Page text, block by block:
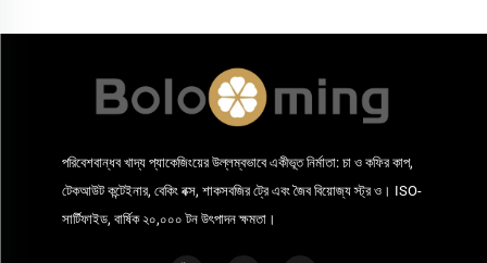
পরিবেশবান্ধব খাদ্য প্যাকেজিংয়ের উল্লম্বভাবে একীভূত নির্মাতা: চা ও কফির কাপ,
টেকআউট কন্টেইনার, বেকিং বক্স, শাকসবজির ট্রে এবং জৈব বিয়োজ্য স্ট্র ও। ISO-
সার্টিফাইড, বার্ষিক ২০,০০০ টন উৎপাদন ক্ষমতা।